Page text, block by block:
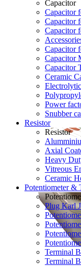
Capacitor
Capacitor
Capacitor
Capacitor
Capacitor
Capacitor
Capacitor
Ceramic
Power
Snubber
Resistor
Resistor
Axial
Heavy
Vitreous
Ceramic
Potentiometer &
Plug Karl
Terminal
Terminal